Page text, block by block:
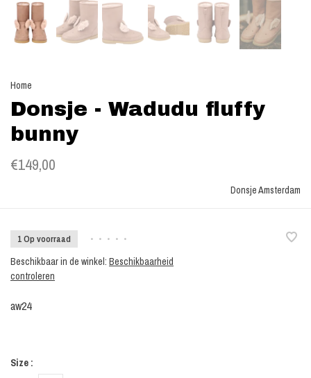
Home
Donsje - Wadudu fluffy
bunny
€149,00
Donsje Amsterdam
1 Op voorraad • • • • •
Beschikbaar in de winkel: Beschikbaarheid
controleren
aw24
Size :